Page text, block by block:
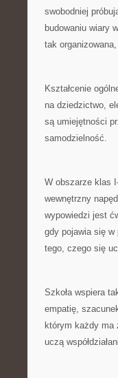
swobodniej
budowaniu wiary
tak
Kształcenie
na dziedzictwo,
są umiejętności
samodzielność.
W obszarze klas
wewnętrzny
wypowiedzi jest
gdy pojawia się
tego, czego się
Szkoła wspiera
empatię,
którym każdy ma
uczą